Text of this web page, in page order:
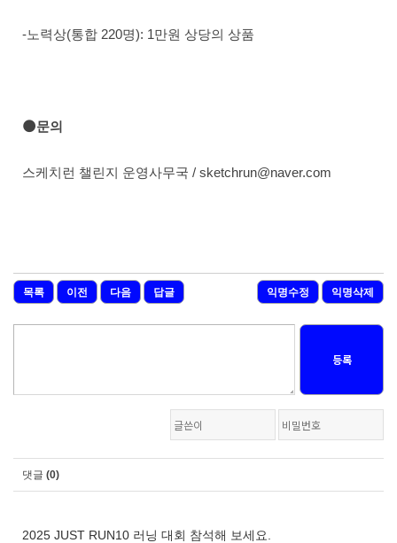
-노력상(통합 220명): 1만원 상당의 상품
🌑문의
스케치런 챌린지 운영사무국 / sketchrun@naver.com
목록 이전 다음 답글 익명수정 익명삭제
등록
댓글 (0)
2025 JUST RUN10 러닝 대회 참석해 보세요.